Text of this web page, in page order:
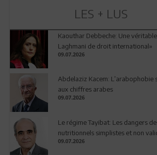
LES + LUS
Kaouthar Debbeche: Une
Laghmani de droit international»
09.07.2026
Abdelaziz Kacem: L’arabophobie
aux chiffres arabes
09.07.2026
Le régime Tayibat: Les dangers
nutritionnels simplistes et non
09.07.2026